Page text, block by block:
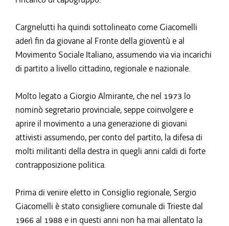
Cargnelutti ha quindi sottolineato come Giacomelli
aderì fin da giovane al Fronte della gioventù e al
Movimento Sociale Italiano, assumendo via via incarichi
di partito a livello cittadino, regionale e nazionale.
Molto legato a Giorgio Almirante, che nel 1973 lo
nominò segretario provinciale, seppe coinvolgere e
aprire il movimento a una generazione di giovani
attivisti assumendo, per conto del partito, la difesa di
molti militanti della destra in quegli anni caldi di forte
contrapposizione politica.
Prima di venire eletto in Consiglio regionale, Sergio
Giacomelli è stato consigliere comunale di Trieste dal
1966 al 1988 e in questi anni non ha mai allentato la